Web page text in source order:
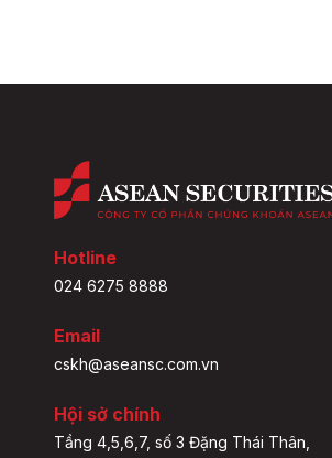
Hotline
024 6275 8888
Email
cskh@aseansc.com.vn
Hội sở chính
Tầng 4,5,6,7, số 3 Đặng Thái Thân,